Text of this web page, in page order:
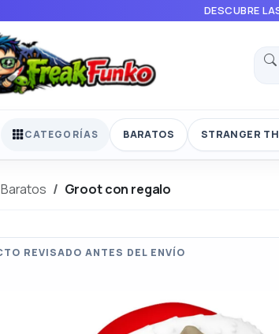
DESCUBRE
CATEGORÍAS BARATOS STRANGER
Baratos Groot con regalo